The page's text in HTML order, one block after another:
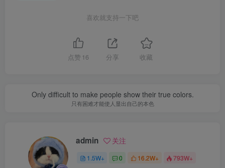
喜欢就支持一下吧
点赞 16 分享 收藏
Only difficult to make people show their true colors.
只有困难才能使人显出自己的本色
admin 关注
1.5W+ 0 16.2W+ 793W+